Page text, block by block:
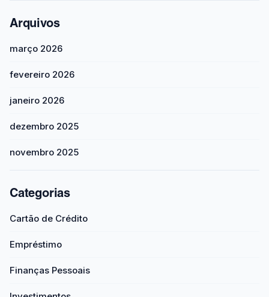
Arquivos
março 2026
fevereiro 2026
janeiro 2026
dezembro 2025
novembro 2025
Categorias
Cartão de Crédito
Empréstimo
Finanças Pessoais